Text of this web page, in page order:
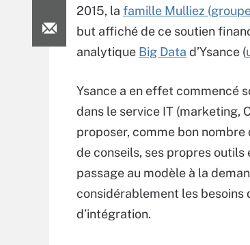
2015, la famille Mulliez
but affiché de ce soutien
analytique Big Data d’Ysance (
Ysance a en effet commencé
dans le service IT (marketing,
proposer, comme bon nombre
de conseils, ses propres outils
passage au modèle à la
considérablement les besoins
d’intégration.